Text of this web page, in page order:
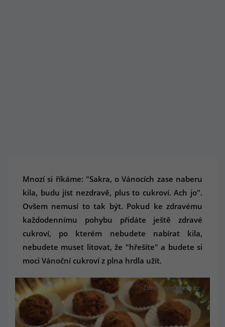
Mnozí si říkáme: "Sakra, o Vánocích zase naberu
kila, budu jíst nezdravě, plus to cukroví. Ach jo".
Ovšem nemusí to tak být. Pokud ke zdravému
každodennímu pohybu přidáte ještě zdravé
cukroví, po kterém nebudete nabírat kila,
nebudete muset litovat, že "hřešíte" a budete si
moci Vánoční cukroví z plna hrdla užít.
Zdroj: ragefitness.cz